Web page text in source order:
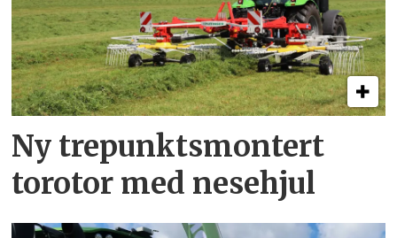
Ny trepunkts­montert
torotor med nesehjul